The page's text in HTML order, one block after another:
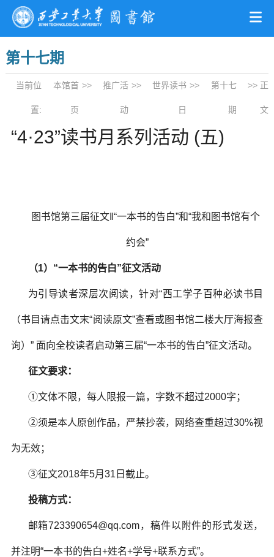
第十七期
当前位
置:
本馆首
页
>> 推广活
动
>> 世界读书
日
>> 第十七
期
>> 正
文
“4·23”读书月系列活动 (五)
图书馆第三届征文‖“一本书的告白”和“我和图书馆有个
约会”
（1）“一本书的告白”征文活动
为引导读者深层次阅读，针对“西工学子百种必读书目
（书目请点击文末“阅读原文”查看或图书馆二楼大厅海报查
询）” 面向全校读者启动第三届“一本书的告白”征文活动。
征文要求：
①文体不限，每人限报一篇，字数不超过2000字；
②须是本人原创作品，严禁抄袭，网络查重超过30%视
为无效；
③征文2018年5月31日截止。
投稿方式：
邮箱723390654@qq.com，稿件以附件的形式发送，
并注明“一本书的告白+姓名+学号+联系方式”。